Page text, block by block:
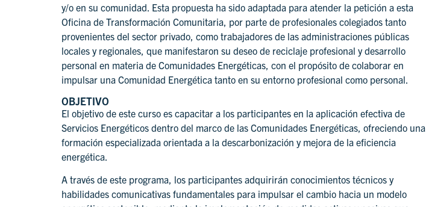
y/o en su comunidad. Esta propuesta ha sido adaptada para atender la petición a esta
Oficina de Transformación Comunitaria, por parte de profesionales colegiados tanto
provenientes del sector privado, como trabajadores de las administraciones públicas
locales y regionales, que manifestaron su deseo de reciclaje profesional y desarrollo
personal en materia de Comunidades Energéticas, con el propósito de colaborar en
impulsar una Comunidad Energética tanto en su entorno profesional como personal.
OBJETIVO
El objetivo de este curso es capacitar a los participantes en la aplicación efectiva de
Servicios Energéticos dentro del marco de las Comunidades Energéticas, ofreciendo una
formación especializada orientada a la descarbonización y mejora de la eficiencia
energética.
A través de este programa, los participantes adquirirán conocimientos técnicos y
habilidades comunicativas fundamentales para impulsar el cambio hacia un modelo